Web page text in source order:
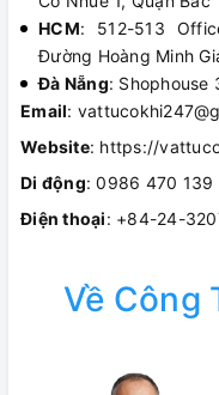
HCM: 512-513
Đường Hoàng Minh
Đà Nẵng: Shophouse
Email:
Website: https://
Di động: 0986 470 139
Điện thoại: +84-24-
Về Công